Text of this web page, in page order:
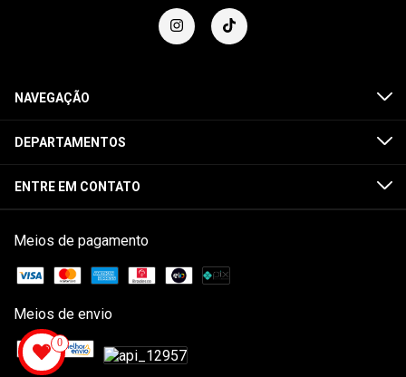
NAVEGAÇÃO
DEPARTAMENTOS
ENTRE EM CONTATO
Meios de pagamento
Meios de envio
0